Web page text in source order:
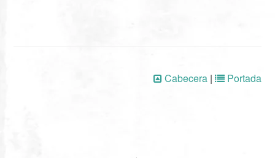
Cabecera| Portada